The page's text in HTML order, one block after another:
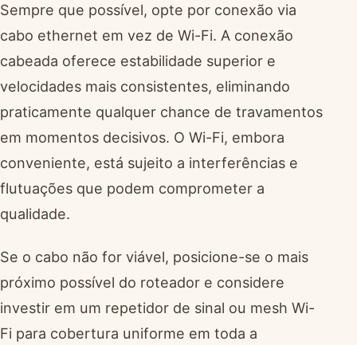
Sempre que possível, opte por conexão via
cabo ethernet em vez de Wi-Fi. A conexão
cabeada oferece estabilidade superior e
velocidades mais consistentes, eliminando
praticamente qualquer chance de travamentos
em momentos decisivos. O Wi-Fi, embora
conveniente, está sujeito a interferências e
flutuações que podem comprometer a
qualidade.
Se o cabo não for viável, posicione-se o mais
próximo possível do roteador e considere
investir em um repetidor de sinal ou mesh Wi-
Fi para cobertura uniforme em toda a